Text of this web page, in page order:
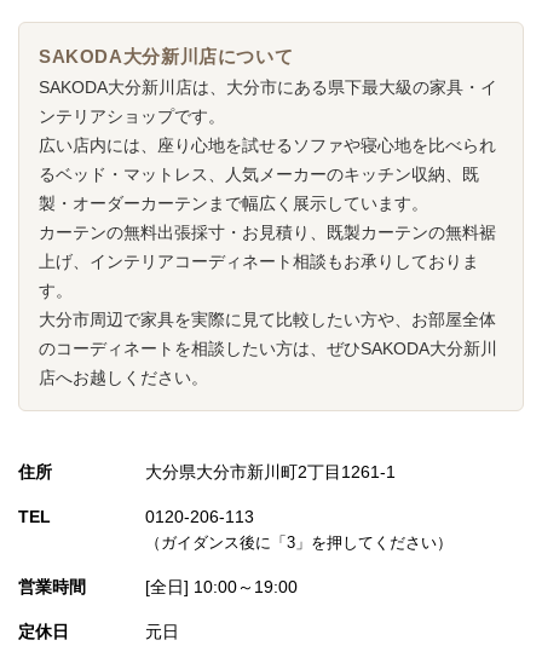
SAKODA大分新川店について
SAKODA大分新川店は、大分市にある県下最大級の家具・イ
ンテリアショップです。
広い店内には、座り心地を試せるソファや寝心地を比べられ
るベッド・マットレス、人気メーカーのキッチン収納、既
製・オーダーカーテンまで幅広く展示しています。
カーテンの無料出張採寸・お見積り、既製カーテンの無料裾
上げ、インテリアコーディネート相談もお承りしておりま
す。
大分市周辺で家具を実際に見て比較したい方や、お部屋全体
のコーディネートを相談したい方は、ぜひSAKODA大分新川
店へお越しください。
住所 大分県大分市新川町2丁目1261-1
TEL 0120-206-113
（ガイダンス後に「3」を押してください）
営業時間 [全日] 10:00～19:00
定休日 元日